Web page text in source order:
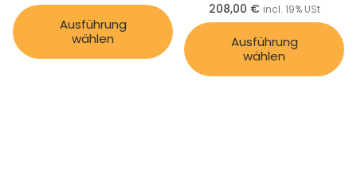
Ausführung
wählen
208,00 € incl. 19% USt
Ausführung
wählen